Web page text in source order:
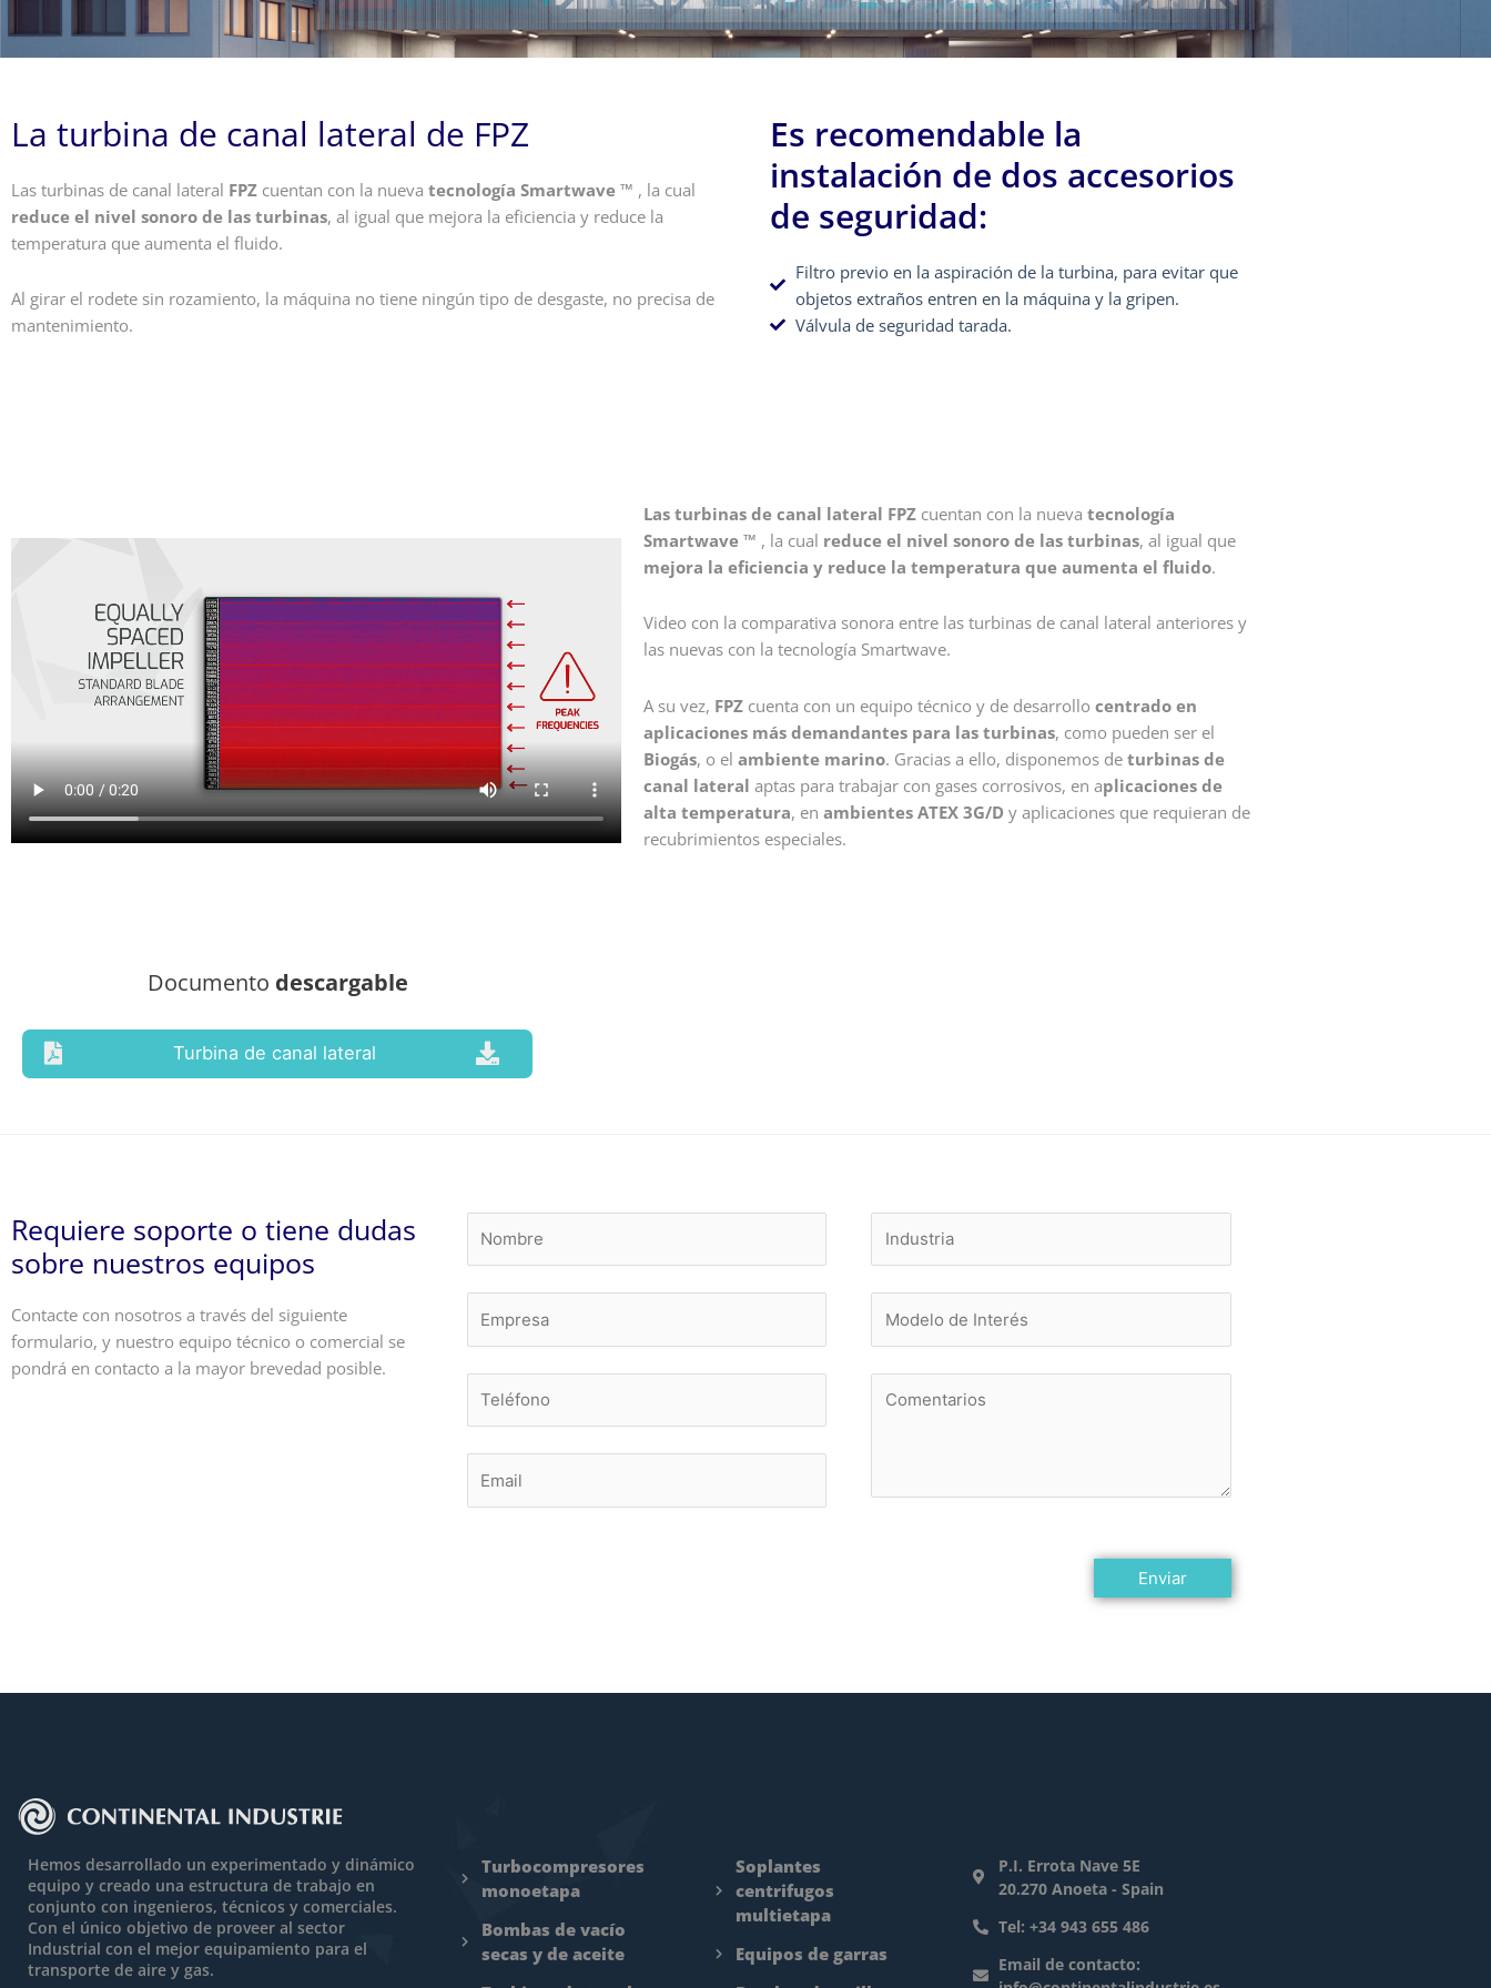
La turbina de canal lateral de FPZ
Las turbinas de canal lateral FPZ cuentan con la nueva tecnología Smartwave ™ , la cual
reduce el nivel sonoro de las turbinas, al igual que mejora la eficiencia y reduce la
temperatura que aumenta el fluido.
Al girar el rodete sin rozamiento, la máquina no tiene ningún tipo de desgaste, no precisa de
mantenimiento.
Es recomendable la
instalación de dos accesorios
de seguridad:
Filtro previo en la aspiración de la turbina, para evitar que
objetos extraños entren en la máquina y la gripen.
Válvula de seguridad tarada.
Las turbinas de canal lateral FPZ cuentan con la nueva tecnología
Smartwave ™ , la cual reduce el nivel sonoro de las turbinas, al igual que
mejora la eficiencia y reduce la temperatura que aumenta el fluido.
Video con la comparativa sonora entre las turbinas de canal lateral anteriores y
las nuevas con la tecnología Smartwave.
A su vez, FPZ cuenta con un equipo técnico y de desarrollo centrado en
aplicaciones más demandantes para las turbinas, como pueden ser el
Biogás, o el ambiente marino. Gracias a ello, disponemos de turbinas de
canal lateral aptas para trabajar con gases corrosivos, en aplicaciones de
alta temperatura, en ambientes ATEX 3G/D y aplicaciones que requieran de
recubrimientos especiales.
Documento descargable
Turbina de canal lateral
Requiere soporte o tiene dudas
sobre nuestros equipos
Contacte con nosotros a través del siguiente
formulario, y nuestro equipo técnico o comercial se
pondrá en contacto a la mayor brevedad posible.
Hemos desarrollado un experimentado y dinámico
equipo y creado una estructura de trabajo en
conjunto con ingenieros, técnicos y comerciales.
Con el único objetivo de proveer al sector
Industrial con el mejor equipamiento para el
transporte de aire y gas.
Turbocompresores
monoetapa
Bombas de vacío
secas y de aceite
Soplantes
centrifugos
multietapa
Equipos de garras
P.I. Errota Nave 5E
20.270 Anoeta - Spain
Tel: +34 943 655 486
Email de contacto: